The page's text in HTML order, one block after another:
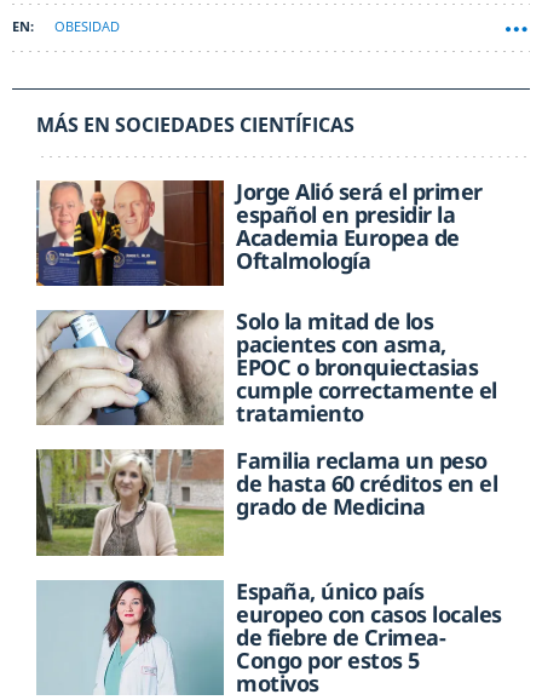
OBESIDAD
MÁS EN SOCIEDADES CIENTÍFICAS
Jorge Alió será el primer
español en presidir la
Academia Europea de
Oftalmología
Solo la mitad de los
pacientes con asma,
EPOC o bronquiectasias
cumple correctamente el
tratamiento
Familia reclama un peso
de hasta 60 créditos en el
grado de Medicina
España, único país
europeo con casos locales
de fiebre de Crimea-
Congo por estos 5
motivos